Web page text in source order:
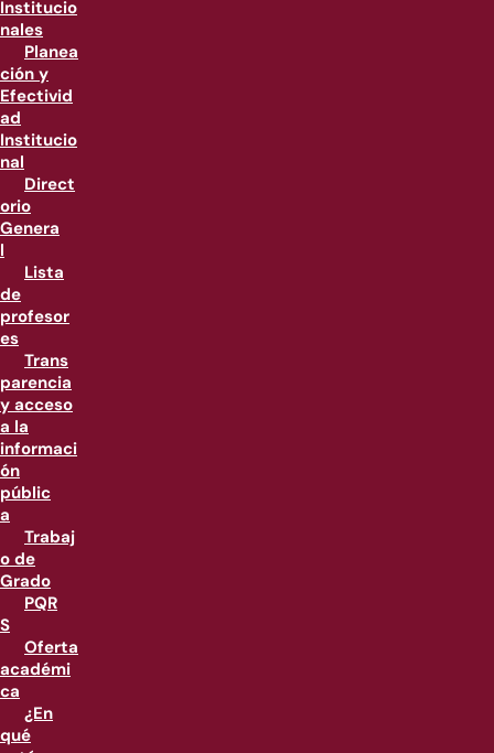
Institucio
nales
Planea
ción y
Efectivid
ad
Institucio
nal
Direct
orio
Genera
l
Lista
de
profesor
es
Trans
parencia
y acceso
a la
informaci
ón
públic
a
Trabaj
o de
Grado
PQR
S
Oferta
académi
ca
¿En
qué